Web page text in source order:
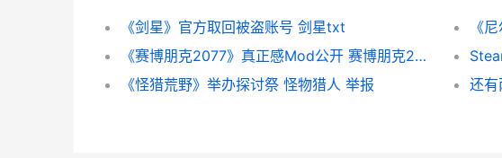
《剑星》官方取回被盗账号 剑星txt
《赛博朋克2077》真正感Mod公开 赛博朋克2077不朽武器全收集
《怪猎荒野》举办探讨祭 怪物猎人 举报